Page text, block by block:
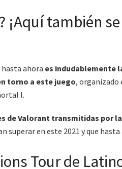
¡Aquí también
ahora es indudablemente
torno a este juego, organizado
I.
de Valorant transmitidas por
superar en este 2021 y que
Tour de